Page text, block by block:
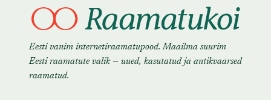
Eesti vanim internetiraamatupood. Maailma suurim
Eesti raamatute valik — uued, kasutatud ja antikvaarsed
raamatud.